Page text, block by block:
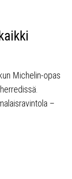
Michelin-opas
–